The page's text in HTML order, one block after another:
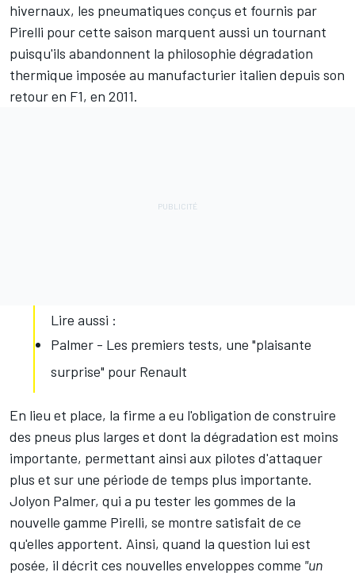
hivernaux, les pneumatiques conçus et fournis par
Pirelli pour cette saison marquent aussi un tournant
puisqu'ils abandonnent la philosophie dégradation
thermique imposée au manufacturier italien depuis son
retour en F1, en 2011.
Lire aussi :
Palmer - Les premiers tests, une "plaisante
surprise" pour Renault
En lieu et place, la firme a eu l'obligation de construire
des pneus plus larges et dont la dégradation est moins
importante, permettant ainsi aux pilotes d'attaquer
plus et sur une période de temps plus importante.
Jolyon Palmer, qui a pu tester les gommes de la
nouvelle gamme Pirelli, se montre satisfait de ce
qu'elles apportent. Ainsi, quand la question lui est
posée, il décrit ces nouvelles enveloppes comme "un